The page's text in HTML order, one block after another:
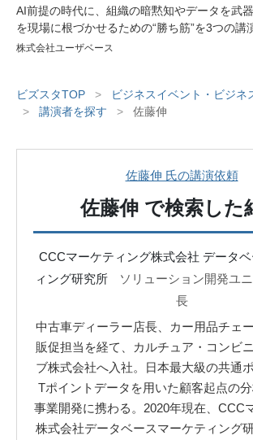
AI前提の時代に、組織の暗黙知やデータを武
を現場に根づかせるための“勝ち筋”を3つの講
株式会社ユーザベース
ビズスタTOP >
ビジネスイベント・ビジネ
>
講演者を探す > 佐藤伸
佐藤伸 氏の講演依頼
佐藤伸 で検索した
CCCマーケティング株式会社 データ
ィング研究所
ソリューション開発ユ
長
中古車ディーラー店長、カー用品チェ
販促担当を経て、カルチュア・コンビ
ブ株式会社へ入社。日本最大級の共通
Tポイントデータを用いた顧客起点の
事業開発に携わる。2020年現在、CCC
株式会社データベースマーケティング